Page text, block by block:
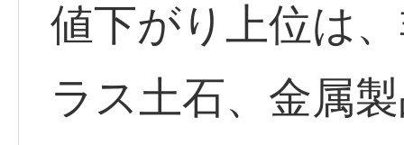
値下がり上位は
ラス土石、金属